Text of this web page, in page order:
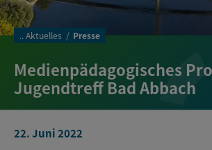
.. Aktuelles Presse
Medienpädagogisches
Jugendtreff Bad Abbach
22. Juni 2022